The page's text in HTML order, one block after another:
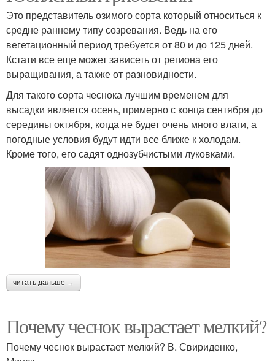
Это представитель озимого сорта который относиться к
средне раннему типу созревания. Ведь на его
вегетационный период требуется от 80 и до 125 дней.
Кстати все еще может зависеть от региона его
выращивания, а также от разновидности.
Для такого сорта чеснока лучшим временем для
высадки является осень, примерно с конца сентября до
середины октября, когда не будет очень много влаги, а
погодные условия будут идти все ближе к холодам.
Кроме того, его садят однозубчистыми луковками.
читать дальше →
Почему чеснок вырастает мелкий?
Почему чеснок вырастает мелкий? В. Свириденко,